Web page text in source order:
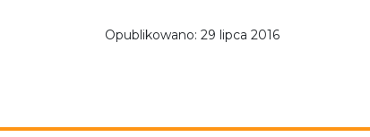
Opublikowano: 29 lipca 2016